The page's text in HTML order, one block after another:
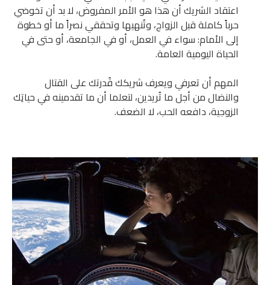
اعتقاد الشريك أن هذا هو الأمر المفروض، لا بد أن تخوضي
حرباً كاملة قبل الزواج، وتُنهيها وتحققي نصراً ما أو خطوة
إلى الأمام: سواء في العمل، أو في الجامعة، أو حتى في
الحياة اليومية العامة.
المهم أن تعرفي ويعرف شريكك قُدرتك على القتال
والنضال من أجل ما تُريدين، لتعلما أن ما تقدمينه في حياتِك
الزوجية، دافعه الحب، لا الضعف.